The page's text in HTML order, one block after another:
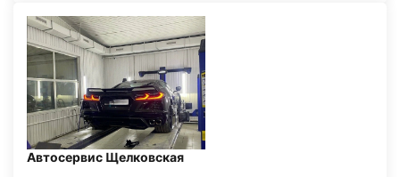
Автосервис Щелковская